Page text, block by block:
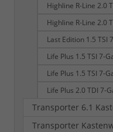
Highline R-Line 2.0
Highline R-Line 2.0
Last Edition 1.5 TSI
Life Plus 1.5 TSI 7-
Life Plus 1.5 TSI 7-
Life Plus 2.0 TDI 7-
Transporter 6.1
Transporter